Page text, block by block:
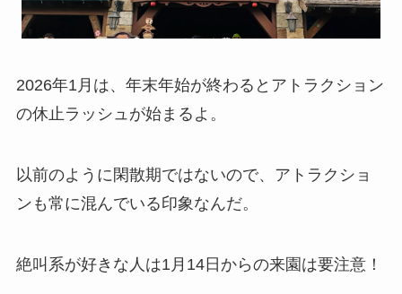
2026年1月は、年末年始が終わるとアトラクション
の休止ラッシュが始まるよ。
以前のように閑散期ではないので、アトラクショ
ンも常に混んでいる印象なんだ。
絶叫系が好きな人は1月14日からの来園は要注意！